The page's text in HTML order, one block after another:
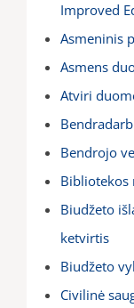
Improved
Asmeninis
Asmens
Atviri
Bendrojo
Bibliotekos
Biudžeto
ketvirtis
Biudžeto
Civilinė